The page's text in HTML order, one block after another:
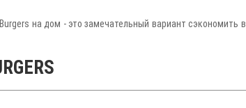
на дом - это замечательный вариант сэкономить